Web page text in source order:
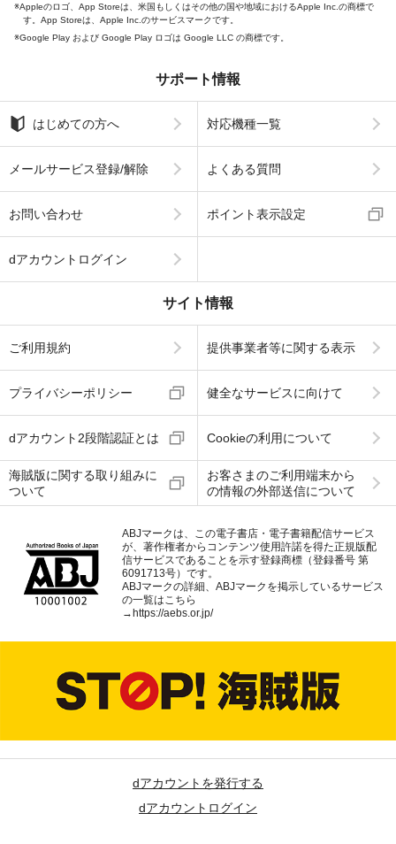
Appleのロゴ、App Storeは、米国もしくはその他の国や地域におけるApple Inc.の商標で
す。App Storeは、Apple Inc.のサービスマークです。
Google Play および Google Play ロゴは Google LLC の商標です。
サポート情報
はじめての方へ 対応機種一覧
メールサービス登録/解除 よくある質問
お問い合わせ ポイント表示設定
dアカウントログイン
サイト情報
ご利用規約 提供事業者等に関する表示
プライバシーポリシー 健全なサービスに向けて
dアカウント2段階認証とは Cookieの利用について
海賊版に関する取り組みに
ついて
お客さまのご利用端末から
の情報の外部送信について
ABJマークは、この電子書店・電子書籍配信サービス
が、著作権者からコンテンツ使用許諾を得た正規版配
信サービスであることを示す登録商標（登録番号 第
6091713号）です。
ABJマークの詳細、ABJマークを掲示しているサービス
の一覧はこちら
→ https://aebs.or.jp/
dアカウントを発行する
dアカウントログイン